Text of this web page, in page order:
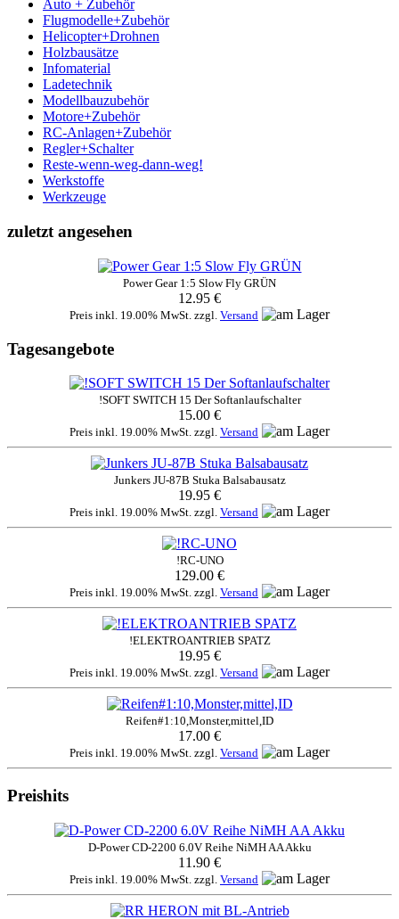
Auto + Zubehör
Flugmodelle+Zubehör
Helicopter+Drohnen
Holzbausätze
Infomaterial
Ladetechnik
Modellbauzubehör
Motore+Zubehör
RC-Anlagen+Zubehör
Regler+Schalter
Reste-wenn-weg-dann-weg!
Werkstoffe
Werkzeuge
zuletzt angesehen
Power Gear 1:5 Slow Fly GRÜN
12.95 €
Preis inkl. 19.00% MwSt. zzgl. Versand
Tagesangebote
!SOFT SWITCH 15 Der Softanlaufschalter
15.00 €
Preis inkl. 19.00% MwSt. zzgl. Versand
Junkers JU-87B Stuka Balsabausatz
19.95 €
Preis inkl. 19.00% MwSt. zzgl. Versand
!RC-UNO
129.00 €
Preis inkl. 19.00% MwSt. zzgl. Versand
!ELEKTROANTRIEB SPATZ
19.95 €
Preis inkl. 19.00% MwSt. zzgl. Versand
Reifen#1:10,Monster,mittel,ID
17.00 €
Preis inkl. 19.00% MwSt. zzgl. Versand
Preishits
D-Power CD-2200 6.0V Reihe NiMH AA Akku
11.90 €
Preis inkl. 19.00% MwSt. zzgl. Versand